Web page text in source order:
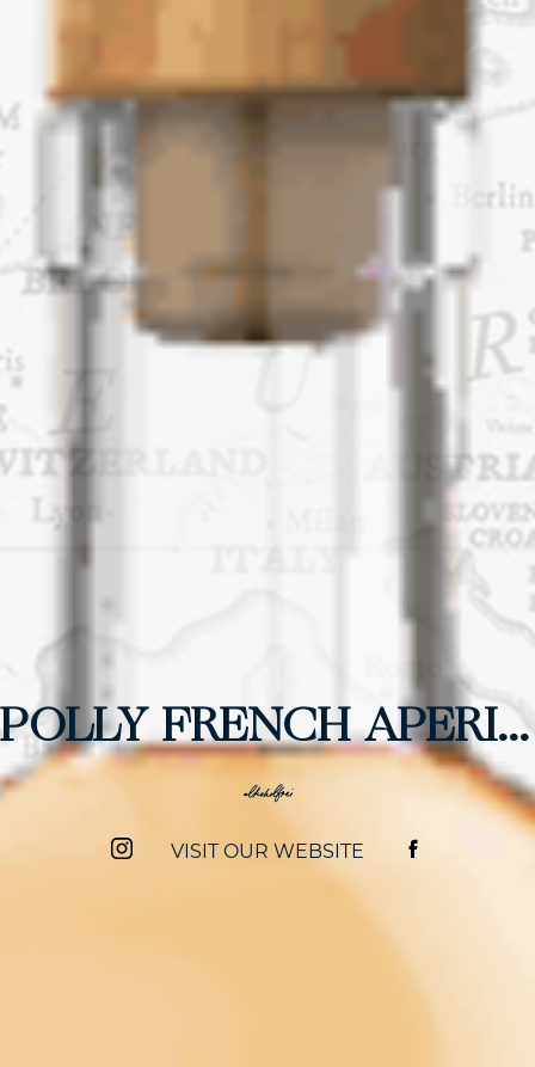
POLLY FRENCH APERITIF
alkoholfrei
VISIT OUR WEBSITE